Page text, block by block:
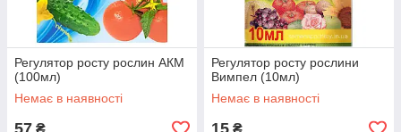
Регулятор росту рослин АКМ
(100мл)
Немає в наявності
57 ₴
Регулятор росту рослини
Вимпел (10мл)
Немає в наявності
15 ₴